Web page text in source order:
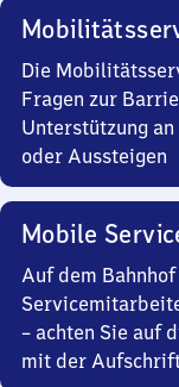
Die
Fragen zur
Unterstützung
oder Aussteigen
Mobile
Auf dem
– achten Sie auf
mit der